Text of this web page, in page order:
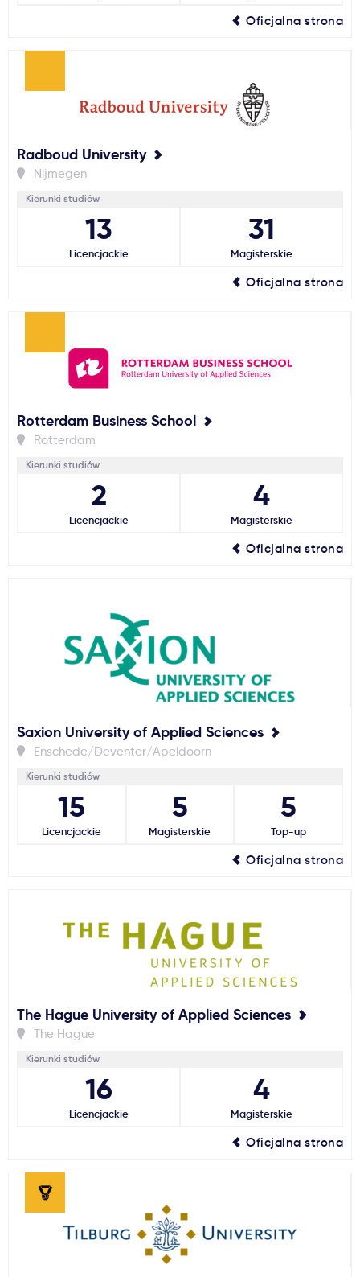
Oficjalna strona
Radboud University
Nijmegen
Kierunki studiów
13
Licencjackie
31
Magisterskie
Oficjalna strona
Rotterdam Business School
Rotterdam
Kierunki studiów
2
Licencjackie
4
Magisterskie
Oficjalna strona
Saxion University of Applied Sciences
Enschede/Deventer/Apeldoorn
Kierunki studiów
15
Licencjackie
5
Magisterskie
5
Top-up
Oficjalna strona
The Hague University of Applied Sciences
The Hague
Kierunki studiów
16
Licencjackie
4
Magisterskie
Oficjalna strona